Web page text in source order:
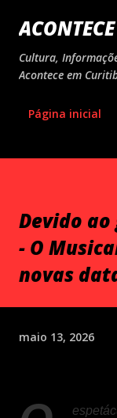
Cultura,
Acontece em
Página inicial
Devido ao
- O
novas
maio 13, 2026